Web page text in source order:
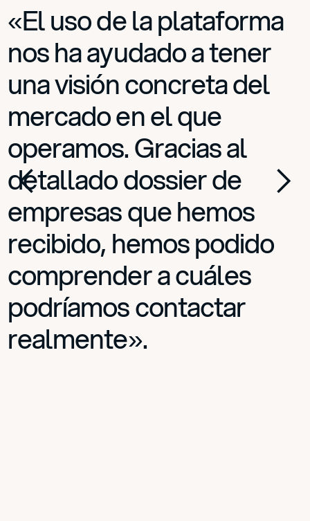
«El uso de la plataforma
nos ha ayudado a tener
una visión concreta del
mercado en el que
operamos. Gracias al
detallado dossier de
empresas que hemos
recibido, hemos podido
comprender a cuáles
podríamos contactar
realmente».